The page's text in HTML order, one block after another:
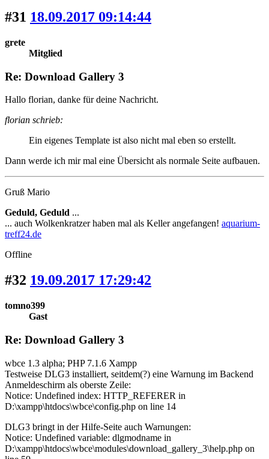
#31 18.09.2017 09:14:44
grete
Mitglied
Re: Download Gallery 3
Hallo florian, danke für deine Nachricht.
florian schrieb:
Ein eigenes Template ist also nicht mal eben so erstellt.
Dann werde ich mir mal eine Übersicht als normale Seite aufbauen.
Gruß Mario
Geduld, Geduld ...
... auch Wolkenkratzer haben mal als Keller angefangen! aquarium-
treff24.de
Offline
#32 19.09.2017 17:29:42
tomno399
Gast
Re: Download Gallery 3
wbce 1.3 alpha; PHP 7.1.6 Xampp
Testweise DLG3 installiert, seitdem(?) eine Warnung im Backend
Anmeldeschirm als oberste Zeile:
Notice: Undefined index: HTTP_REFERER in
D:\xampp\htdocs\wbce\config.php on line 14
DLG3 bringt in der Hilfe-Seite auch Warnungen:
Notice: Undefined variable: dlgmodname in
D:\xampp\htdocs\wbce\modules\download_gallery_3\help.php on